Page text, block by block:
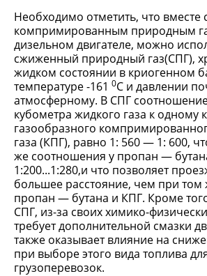
Необходимо отметить, что вместе
компримированным природным
дизельном двигателе, можно
сжиженный природный газ(СПГ),
жидком состоянии в криогенном
температуре -161 0С и давлении
атмосферному. В СПГ
кубометра жидкого газа к одному
газообразного
газа (КПГ), равно 1: 560 — 1: 600,
же соотношения у пропан —
1:200...1:280,и что позволяет
большее расстояние, чем при
пропан — бутана и КПГ. Кроме
СПГ, из-за своих химико-
требует дополнительной смазки
также оказывает влияние на
при выборе этого вида топлива
грузоперевозок.